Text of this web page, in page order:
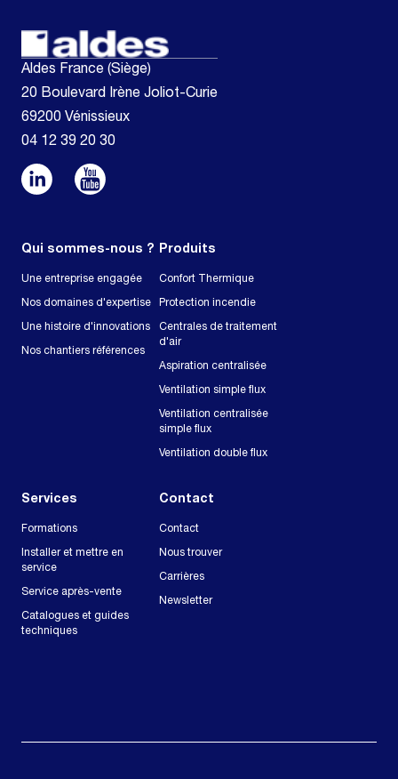
Aldes France (Siège)
20 Boulevard Irène Joliot-Curie
69200 Vénissieux
04 12 39 20 30
Qui sommes-nous ?
Une entreprise engagée
Nos domaines d'expertise
Une histoire d'innovations
Nos chantiers références
Produits
Confort Thermique
Protection incendie
Centrales de traitement
d'air
Aspiration centralisée
Ventilation simple flux
Ventilation centralisée
simple flux
Ventilation double flux
Services
Formations
Installer et mettre en
service
Service après-vente
Catalogues et guides
techniques
Contact
Contact
Nous trouver
Carrières
Newsletter